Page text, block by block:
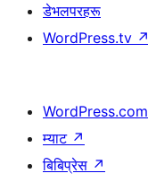
डेभलपरहरू
WordPress.tv ↗
WordPress.com
म्याट ↗
बिबिप्रेस ↗